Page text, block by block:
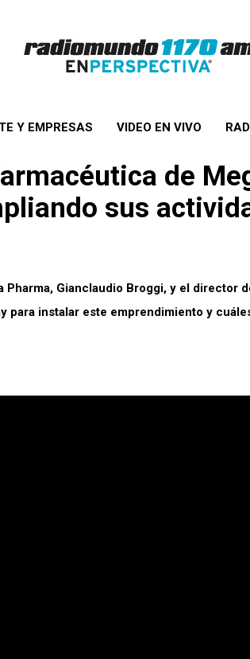
Y EMPRESAS VIDEO EN VIVO
de
sus
Gianclaudio Broggi, y el director
para instalar este emprendimiento y